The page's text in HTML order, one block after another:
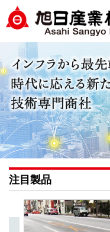
注目製品